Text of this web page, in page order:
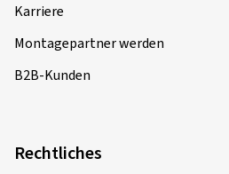
Karriere
Montagepartner werden
B2B-Kunden
Rechtliches